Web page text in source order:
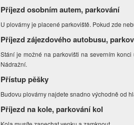
Příjezd osobním autem, parkování
U plovárny je placené parkoviště. Pokud zde
Příjezd zájezdového autobusu,
Stání je možné na parkovišti na severním
Nádražní.
Přístup pěšky
Budovu plovárny najdete snadno východně od
Příjezd na kole, parkování kol